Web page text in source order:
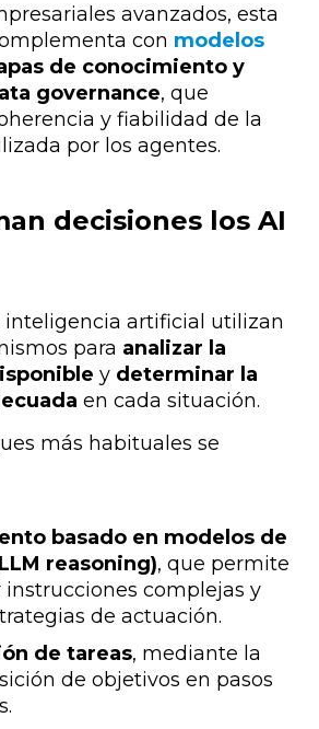
avanzados, esta
con modelos
de conocimiento y
governance, que
y fiabilidad de la
por los agentes.
decisiones los AI
inteligencia artificial utilizan
para analizar la
y determinar la
en cada situación.
más habituales se
basado en modelos de
reasoning), que permite
complejas y
de actuación.
de tareas, mediante la
de objetivos en pasos